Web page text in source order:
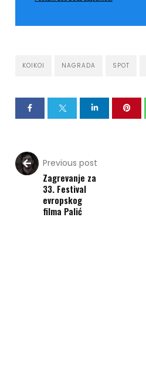
KOIKOI NAGRADA SPOT
Previous post
Zagrevanje za
33. Festival
evropskog
filma Palić